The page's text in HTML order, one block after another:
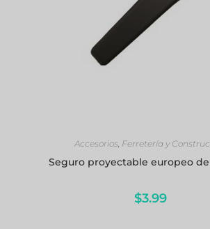
Accesorios, Ferretería y
Seguro proyectable europeo
$3.99